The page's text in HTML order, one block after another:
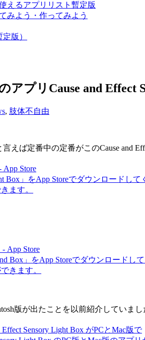
えるアプリリスト暫定版
みよう・作ってみよう
版）
アプリCause and Effect
, 肢体不自由
えば定番中の定番がこのCause and
App Store
Box」をApp Storeでダウンロード
ます。
- App Store
Box」をApp Storeでダウンロード
きます。
版が出たことを以前紹介していまし
Sensory Light Box がPCとMac版で